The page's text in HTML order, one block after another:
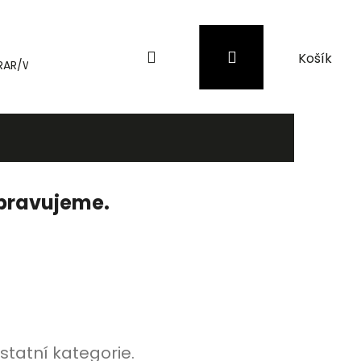
WinRAR Záložní zdroje (UPS) a přepěťové
PřihlášeníNákupní
košík
kategorie.